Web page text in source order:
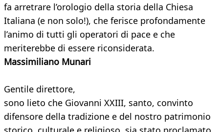
fa arretrare l’orologio della storia della Chiesa
Italiana (e non solo!), che ferisce profondamente
l’animo di tutti gli operatori di pace e che
meriterebbe di essere riconsiderata.
Massimiliano Munari
Gentile direttore,
sono lieto che Giovanni XXIII, santo, convinto
difensore della tradizione e del nostro patrimonio